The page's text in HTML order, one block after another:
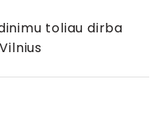
toliau dirba